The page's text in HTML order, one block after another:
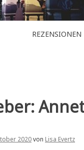
REZENSIONEN
2020von Lisa Evertz